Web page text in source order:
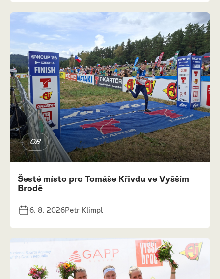
OB
Šesté místo pro Tomáše Křivdu ve Vyšším
Brodě
6. 8. 2026Petr Klimpl